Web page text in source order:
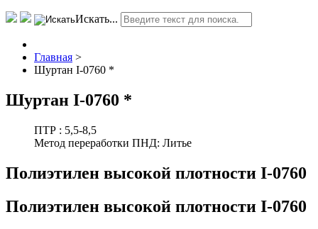
Искать...
Главная >
Шуртан I-0760 *
Шуртан I-0760 *
ПТР : 5,5-8,5
Метод переработки ПНД: Литье
Полиэтилен высокой плотности I-0760
Полиэтилен высокой плотности I-0760